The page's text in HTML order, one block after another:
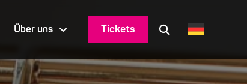
Über uns Tickets